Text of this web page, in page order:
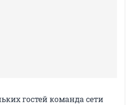
гостей команда сети